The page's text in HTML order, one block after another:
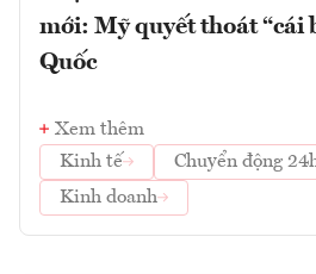
mới: Mỹ quyết thoát “cái
Quốc
Xem thêm
Kinh tế
Chuyển động
Kinh doanh